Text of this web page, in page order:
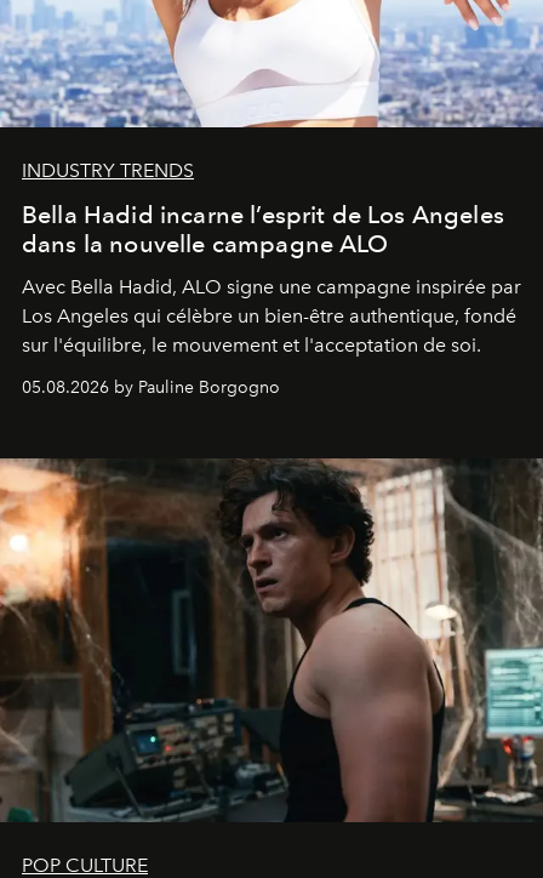
INDUSTRY TRENDS
Bella Hadid incarne l’esprit de Los Angeles
dans la nouvelle campagne ALO
Avec Bella Hadid, ALO signe une campagne inspirée par
Los Angeles qui célèbre un bien-être authentique, fondé
sur l'équilibre, le mouvement et l'acceptation de soi.
05.08.2026 by Pauline Borgogno
POP CULTURE